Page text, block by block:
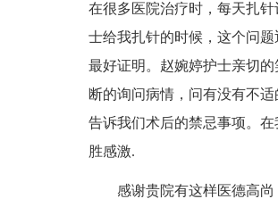
在很多医院治疗时，每天扎
士给我扎针的时候，这个问
最好证明。赵婉婷护士亲切
断的询问病情，问有没有不
告诉我们术后的禁忌事项。
胜感激.
感谢贵院有这样医德高